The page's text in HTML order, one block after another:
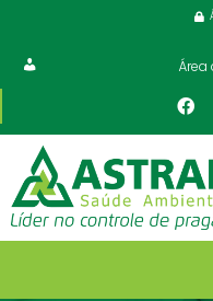
Área